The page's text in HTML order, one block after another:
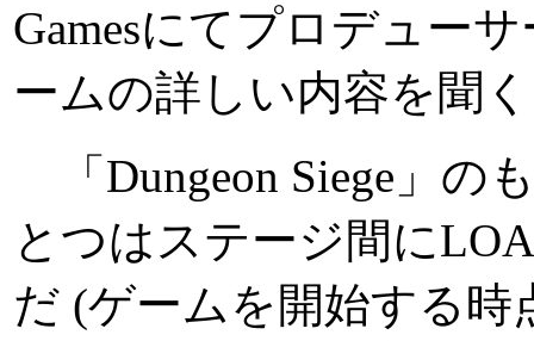
Gamesにてプロデュー
ームの詳しい内容を聞
「Dungeon Siege」の
とつはステージ間に
だ (ゲームを開始する